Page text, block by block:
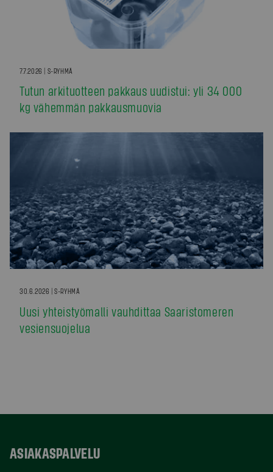
7.7.2026 | S-RYHMÄ
Tutun arkituotteen pakkaus uudistui: yli 34 000
kg vähemmän pakkausmuovia
30.6.2026 | S-RYHMÄ
Uusi yhteistyömalli vauhdittaa Saaristomeren
vesiensuojelua
ASIAKASPALVELU